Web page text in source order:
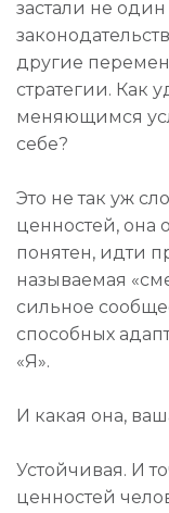
застали не
другие
стратегии. Как
меняющимся
себе?
Это не так уж
ценностей, она
понятен, идти
называемая
сильное
способных
«Я».
И какая она,
Устойчивая. И
ценностей